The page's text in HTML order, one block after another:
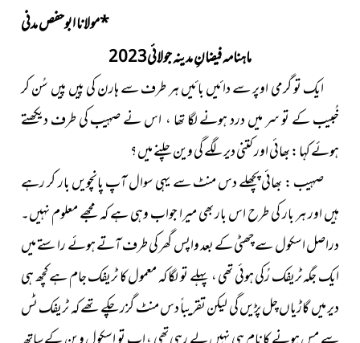
*مولانا ابوحفص مدنی
ماہنامہ فیضانِ مدینہ جولائی2023
ایک تو گرمی اوپر سے دائیں بائیں ہر طرف سے ہارن کی پیں پیں سُن کر
خُبیب کے تو سر میں درد ہونے لگا تھا ، اس نے صہیب کی طرف دیکھتے
ہوئے کہا : بھائی اور کتنی دیر لگے گی وین چلنے میں ؟
صہیب : بھائی پچھلے دس منٹ سے یہی سوال آپ پانچویں بار کر رہے
ہیں اور ہر بار کی طرح اس بار بھی میرا جواب وہی ہے کہ مجھے معلوم نہیں۔
دراصل اسکول سے چھٹی کے بعد واپس گھر کی طرف آتے ہوئے راستے میں
ایک جگہ ٹریفک رُکی ہوئی تھی ، پہلے تو لگا کہ معمول کا ٹریفک جام ہے کچھ ہی
دیر میں گاڑیاں چل پڑیں گی لیکن تقریباً دس منٹ گزر چکے تھے کہ ٹریفک ٹس